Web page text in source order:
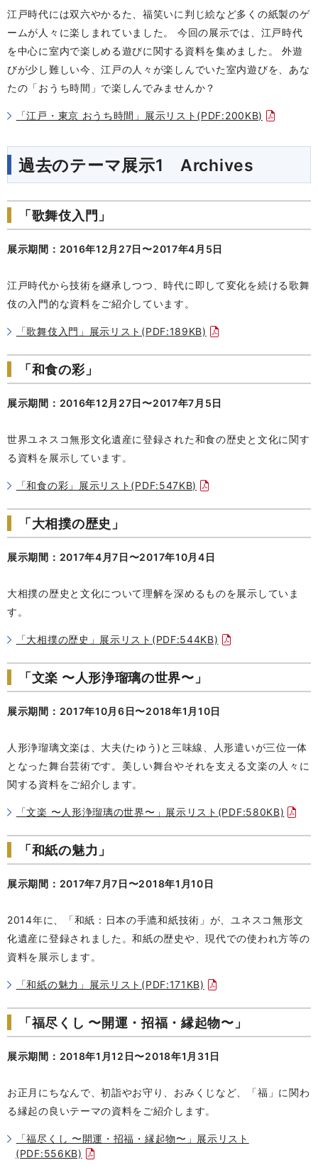
江戸時代には双六やかるた、福笑いに判じ絵など多くの紙製のゲ
ームが人々に楽しまれていました。 今回の展示では、江戸時代
を中心に室内で楽しめる遊びに関する資料を集めました。 外遊
びが少し難しい今、江戸の人々が楽しんでいた室内遊びを、あな
たの「おうち時間」で楽しんでみませんか？
「江戸・東京 おうち時間」展示リスト(PDF:200KB)
過去のテーマ展示1 Archives
「歌舞伎入門」
展示期間：2016年12月27日〜2017年4月5日
江戸時代から技術を継承しつつ、時代に即して変化を続ける歌舞
伎の入門的な資料をご紹介しています。
「歌舞伎入門」展示リスト(PDF:189KB)
「和食の彩」
展示期間：2016年12月27日〜2017年7月5日
世界ユネスコ無形文化遺産に登録された和食の歴史と文化に関す
る資料を展示しています。
「和食の彩」展示リスト(PDF:547KB)
「大相撲の歴史」
展示期間：2017年4月7日〜2017年10月4日
大相撲の歴史と文化について理解を深めるものを展示していま
す。
「大相撲の歴史」展示リスト(PDF:544KB)
「文楽 〜人形浄瑠璃の世界〜」
展示期間：2017年10月6日〜2018年1月10日
人形浄瑠璃文楽は、大夫(たゆう)と三味線、人形遣いが三位一体
となった舞台芸術です。美しい舞台やそれを支える文楽の人々に
関する資料をご紹介します。
「文楽 〜人形浄瑠璃の世界〜」展示リスト(PDF:580KB)
「和紙の魅力」
展示期間：2017年7月7日〜2018年1月10日
2014年に、「和紙：日本の手漉和紙技術」が、ユネスコ無形文
化遺産に登録されました。和紙の歴史や、現代での使われ方等の
資料を展示します。
「和紙の魅力」展示リスト(PDF:171KB)
「福尽くし 〜開運・招福・縁起物〜」
展示期間：2018年1月12日〜2018年1月31日
お正月にちなんで、初詣やお守り、おみくじなど、「福」に関わ
る縁起の良いテーマの資料をご紹介します。
「福尽くし 〜開運・招福・縁起物〜」展示リスト
(PDF:556KB)